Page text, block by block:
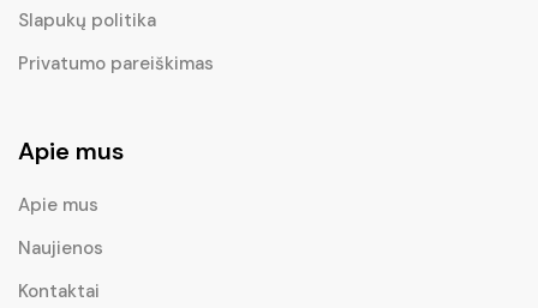
Slapukų politika
Privatumo pareiškimas
Apie mus
Apie mus
Naujienos
Kontaktai